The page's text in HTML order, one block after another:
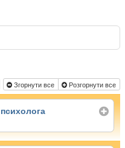
Згорнути все Розгорнути все